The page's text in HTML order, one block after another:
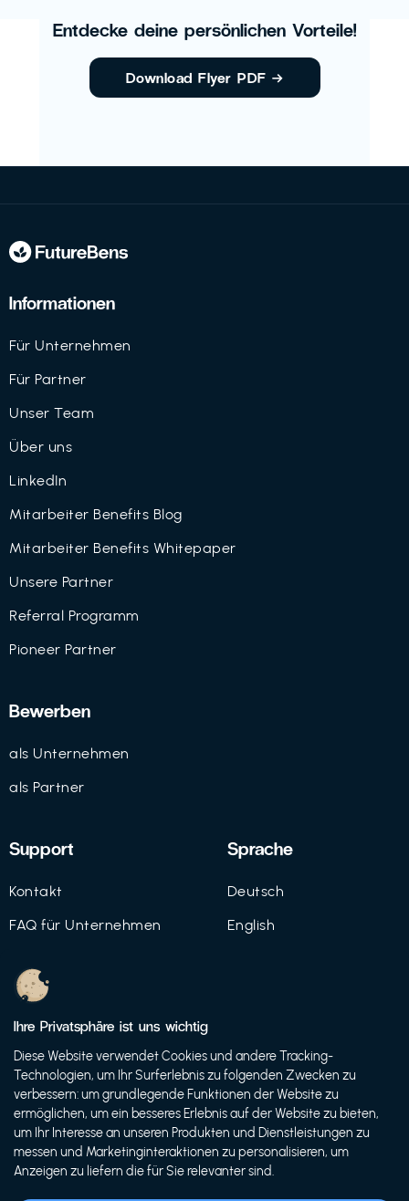
Entdecke deine persönlichen Vorteile!
Download Flyer PDF →
Informationen
Für Unternehmen
Für Partner
Unser Team
Über uns
LinkedIn
Mitarbeiter Benefits Blog
Mitarbeiter Benefits Whitepaper
Unsere Partner
Referral Programm
Pioneer Partner
Bewerben
als Unternehmen
als Partner
Support
Kontakt
FAQ für Unternehmen
Datenschutz
Nutzungsbedingungen
Sprache
Deutsch
English
© 2021 FutureBens GmbH
Ihre Privatsphäre ist uns wichtig
Diese Website verwendet Cookies und andere Tracking-
Technologien, um Ihr Surferlebnis zu folgenden Zwecken zu
verbessern: um grundlegende Funktionen der Website zu
ermöglichen, um ein besseres Erlebnis auf der Website zu bieten,
um Ihr Interesse an unseren Produkten und Dienstleistungen zu
messen und Marketinginteraktionen zu personalisieren, um
Anzeigen zu liefern die für Sie relevanter sind.